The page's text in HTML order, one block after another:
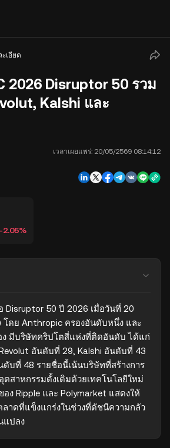
ะเอียด
2026 Disruptor 50 รวม
Kalshi และ
เวลาเผยแพร่: 20/05/2569 08:14:12
-2.05%
Disruptor 50 ปี 2026 เมื่อวันที่ 20
โดย Anthropic ครองอันดับหนึ่ง และ
ง มีบริษัทคริปโตสี่แห่งที่ติดอันดับ ได้แก่
อันดับที่ 29, Kalshi อันดับที่ 43
ดับที่ 48 รายชื่อนี้เน้นบริษัทที่สร้างการ
ตสาหกรรมดั้งเดิมด้วยเทคโนโลยีใหม่
ง Ripple และ Polymarket แสดงให้
ลาดที่แข็งแกร่งในช่วงที่ดัชนีความกลัว
แปลง